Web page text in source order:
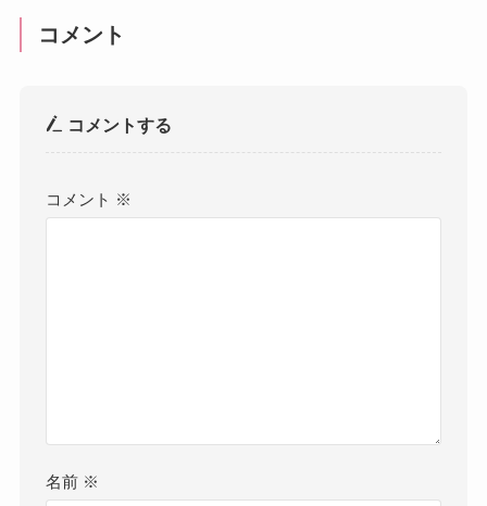
コメント
コメントする
コメント ※
名前 ※